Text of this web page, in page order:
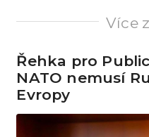
Více
Řehka pro
NATO nemusí
Evropy